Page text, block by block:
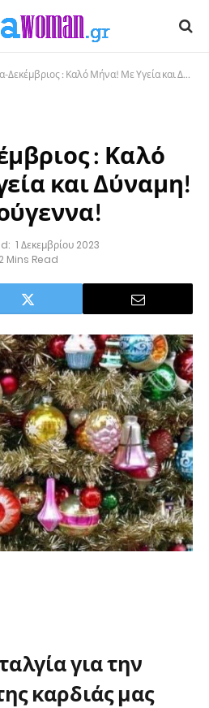
: Καλό Μήνα! Με Υγεία και Δύναμη! Καλά Χριστούγεννα!
: Καλό
και Δύναμη!
1 Δεκεμβρίου 2023
2 Mins Read
για την
καρδιάς μας